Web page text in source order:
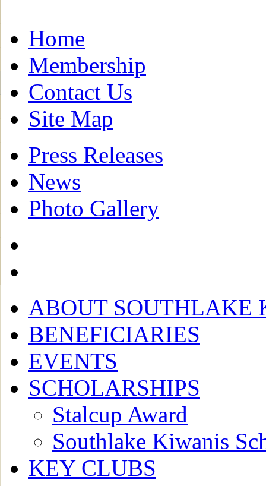
Home
Membership
Contact Us
Site Map
Press Releases
News
Photo Gallery
ABOUT SOUTHLAKE
BENEFICIARIES
EVENTS
SCHOLARSHIPS
Stalcup Award
Southlake Kiwanis
KEY CLUBS